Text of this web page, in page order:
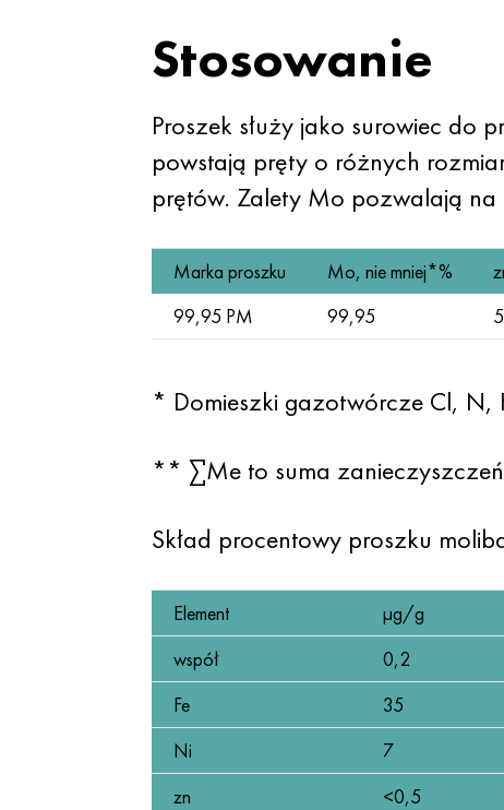
Stosowanie
Proszek służy jako surowiec do
powstają pręty o różnych
prętów. Zalety Mo pozwalają na
Marka proszku Mo, nie mniej*%
99,95 PM
99,95 5
* Domieszki gazotwórcze Cl, N,
** ∑Me to suma
Skład procentowy proszku
Element µg/g
współ
0,2
Fe
35
Ni
7
zn
<0,5